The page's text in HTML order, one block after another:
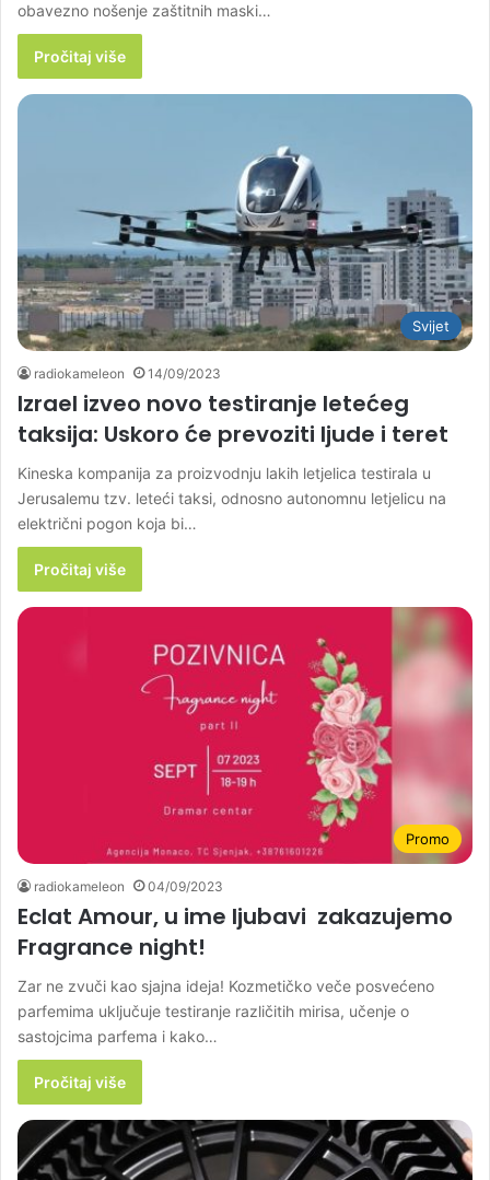
obavezno nošenje zaštitnih maski…
Pročitaj više
Svijet
radiokameleon 14/09/2023
Izrael izveo novo testiranje letećeg
taksija: Uskoro će prevoziti ljude i teret
Kineska kompanija za proizvodnju lakih letjelica testirala u
Jerusalemu tzv. leteći taksi, odnosno autonomnu letjelicu na
električni pogon koja bi…
Pročitaj više
Promo
radiokameleon 04/09/2023
Eclat Amour, u ime ljubavi zakazujemo
Fragrance night!
Zar ne zvuči kao sjajna ideja! Kozmetičko veče posvećeno
parfemima uključuje testiranje različitih mirisa, učenje o
sastojcima parfema i kako…
Pročitaj više